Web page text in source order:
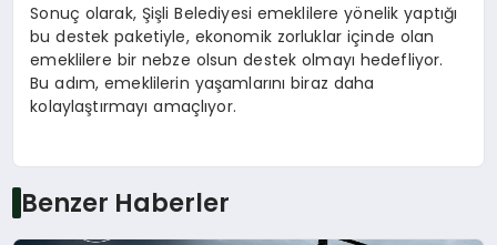
Sonuç olarak, Şişli Belediyesi emeklilere yönelik yaptığı
bu destek paketiyle, ekonomik zorluklar içinde olan
emeklilere bir nebze olsun destek olmayı hedefliyor.
Bu adım, emeklilerin yaşamlarını biraz daha
kolaylaştırmayı amaçlıyor.
Benzer Haberler